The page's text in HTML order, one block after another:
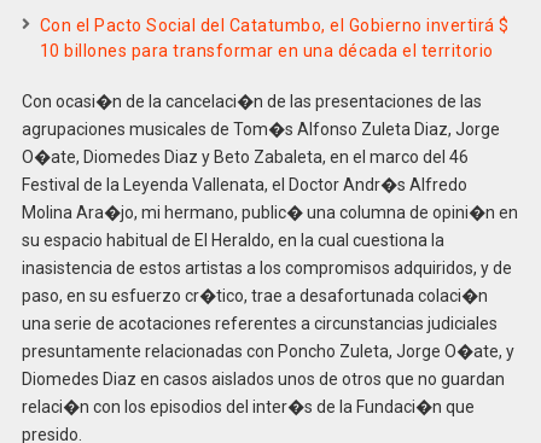
Con el Pacto Social del Catatumbo, el Gobierno invertirá $
10 billones para transformar en una década el territorio
Con ocasi�n de la cancelaci�n de las presentaciones de las
agrupaciones musicales de Tom�s Alfonso Zuleta Diaz, Jorge
O�ate, Diomedes Diaz y Beto Zabaleta, en el marco del 46
Festival de la Leyenda Vallenata, el Doctor Andr�s Alfredo
Molina Ara�jo, mi hermano, public� una columna de opini�n en
su espacio habitual de El Heraldo, en la cual cuestiona la
inasistencia de estos artistas a los compromisos adquiridos, y de
paso, en su esfuerzo cr�tico, trae a desafortunada colaci�n
una serie de acotaciones referentes a circunstancias judiciales
presuntamente relacionadas con Poncho Zuleta, Jorge O�ate, y
Diomedes Diaz en casos aislados unos de otros que no guardan
relaci�n con los episodios del inter�s de la Fundaci�n que
presido.